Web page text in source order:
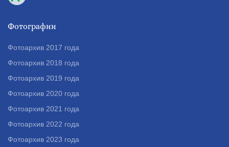
17 октября 2022
Церемония вручения значков ГТО
и награждения активистов
движения ГТО
Фотографии
Фотоархив 2017 года
Фотоархив 2018 года
Фотоархив 2019 года
Фотоархив 2020 года
Фотоархив 2021 года
Фотоархив 2022 года
Фотоархив 2023 года